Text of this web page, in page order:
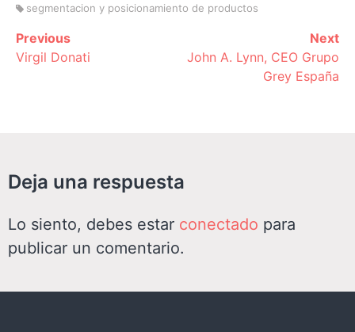
segmentacion y posicionamiento de productos
Continue
Previous
Virgil Donati
Next
John A. Lynn, CEO Grupo
Grey España
Deja una respuesta
Lo siento, debes estar conectado para
publicar un comentario.